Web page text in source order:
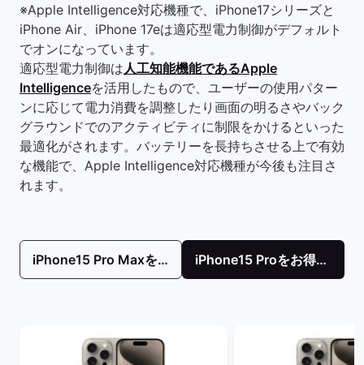
※Apple Intelligence対応機種で、iPhone17シリーズと
iPhone Air、iPhone 17eは適応型電力制御がデフォルト
でオンになっています。
適応型電力制御は人工知能機能であるApple
Intelligenceを活用したもので、ユーザーの使用パター
ンに応じて電力消費を調整したり画面の明るさやバック
グラウンドでのアクティビティに制限をかけるといった
最適化がされます。バッテリーを長持ちさせる上で有効
な機能で、Apple Intelligence対応機種が今後も注目さ
れます。
iPhone15 Pro Maxをお得に購入！ iPhone15 Proをお得に購入！